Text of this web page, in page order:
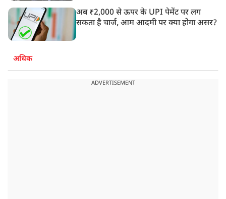
अब ₹2,000 से ऊपर के UPI पेमेंट पर लग
सकता है चार्ज, आम आदमी पर क्या होगा असर?
अधिक
ADVERTISEMENT